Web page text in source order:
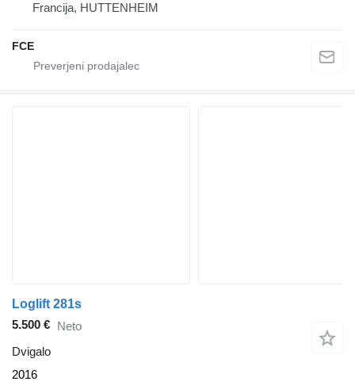
Francija, HUTTENHEIM
FCE
Loglift 281s
5.500 € Neto
Dvigalo
2016